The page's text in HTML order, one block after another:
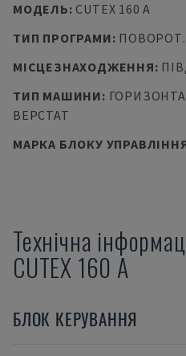
МОДЕЛЬ: CUTEX 160 A
ТИП ПРОГРАМИ: ПОВОРОТ.
МІСЦЕЗНАХОДЖЕННЯ:
ТИП МАШИНИ:
ВЕРСТАТ
МАРКА БЛОКУ
Технічна
CUTEX 160 A
БЛОК КЕРУВАННЯ